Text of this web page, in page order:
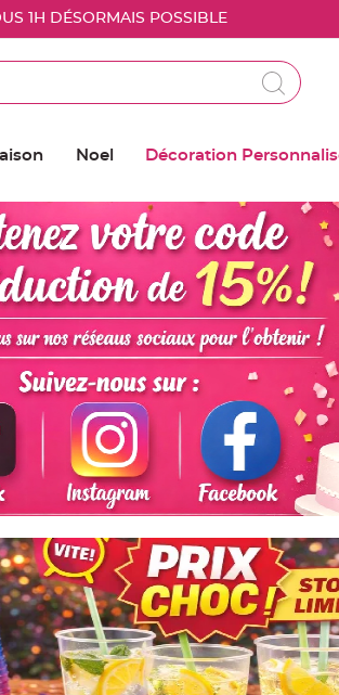
1H DÉSORMAIS POSSIBLE
Me
Mot de passe
Nouveau
Créer mon
Noel Décoration